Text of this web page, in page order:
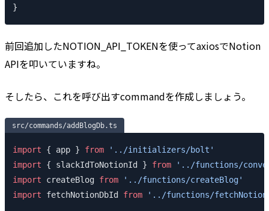
}
前回追加したNOTION_API_TOKENを使ってaxiosでNotion
APIを叩いていますね。
そしたら、これを呼び出すcommandを作成しましょう。
src/commands/addBlogDb.ts
import { app } from '../initializers/bolt'
import { slackIdToNotionId } from '../functions/
import createBlog from '../functions/createBlog'
import fetchNotionDbId from '../functions/